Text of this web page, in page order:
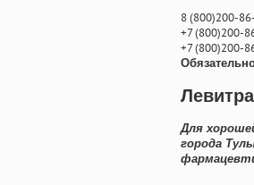
8(800)200-
+7(800)200-
+7(800)200-
Для
города